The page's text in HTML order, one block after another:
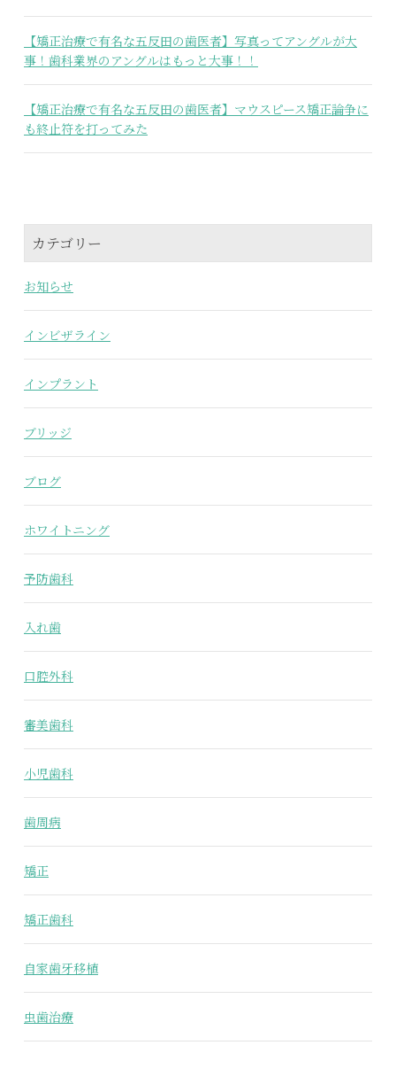
【矯正治療で有名な五反田の歯医者】写真ってアングルが大
事！歯科業界のアングルはもっと大事！！
【矯正治療で有名な五反田の歯医者】マウスピース矯正論争に
も終止符を打ってみた
カテゴリー
お知らせ
インビザライン
インプラント
ブリッジ
ブログ
ホワイトニング
予防歯科
入れ歯
口腔外科
審美歯科
小児歯科
歯周病
矯正
矯正歯科
自家歯牙移植
虫歯治療